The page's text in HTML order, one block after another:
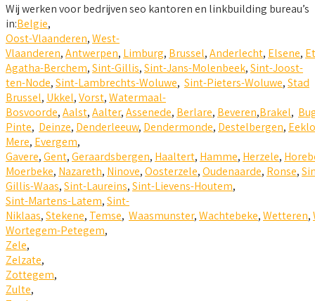
Wij werken voor bedrijven seo kantoren en linkbuilding bureau’s
in:Belgie,
Oost-Vlaanderen,West-
Vlaanderen,Antwerpen, Limburg, Brussel,Anderlecht, Elsene,
Agatha-Berchem,Sint-Gillis,Sint-Jans-Molenbeek,Sint-Joost-
ten-Node,Sint-Lambrechts-Woluwe, Sint-Pieters-Woluwe,Stad
Brussel, Ukkel,Vorst,Watermaal-
Bosvoorde,Aalst,Aalter,Assenede, Berlare, Beveren,Brakel,
Pinte, Deinze, Denderleeuw, Dendermonde, Destelbergen, Eeklo
Mere, Evergem,
Gavere,Gent,Geraardsbergen, Haaltert, Hamme, Herzele,
Moerbeke, Nazareth, Ninove,Oosterzele,Oudenaarde, Ronse,
Gillis-Waas,Sint-Laureins,Sint-Lievens-Houtem,
Sint-Martens-Latem,Sint-
Niklaas,Stekene, Temse, Waasmunster,Wachtebeke,Wetteren,
Wortegem-Petegem,
Zele,
Zelzate,
Zottegem,
Zulte,